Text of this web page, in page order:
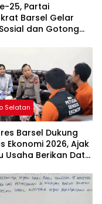
25, Partai
Barsel Gelar
dan Gotong
Selatan
Barsel Dukung
Ekonomi 2026, Ajak
Usaha Berikan Data